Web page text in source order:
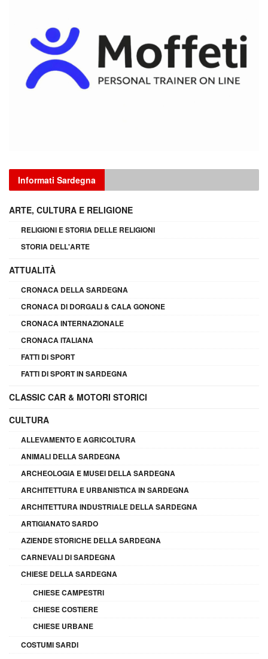
Informati Sardegna
ARTE, CULTURA E RELIGIONE
RELIGIONI E STORIA DELLE RELIGIONI
STORIA DELL'ARTE
ATTUALITÀ
CRONACA DELLA SARDEGNA
CRONACA DI DORGALI & CALA GONONE
CRONACA INTERNAZIONALE
CRONACA ITALIANA
FATTI DI SPORT
FATTI DI SPORT IN SARDEGNA
CLASSIC CAR & MOTORI STORICI
CULTURA
ALLEVAMENTO E AGRICOLTURA
ANIMALI DELLA SARDEGNA
ARCHEOLOGIA E MUSEI DELLA SARDEGNA
ARCHITETTURA E URBANISTICA IN SARDEGNA
ARCHITETTURA INDUSTRIALE DELLA SARDEGNA
ARTIGIANATO SARDO
AZIENDE STORICHE DELLA SARDEGNA
CARNEVALI DI SARDEGNA
CHIESE DELLA SARDEGNA
CHIESE CAMPESTRI
CHIESE COSTIERE
CHIESE URBANE
COSTUMI SARDI